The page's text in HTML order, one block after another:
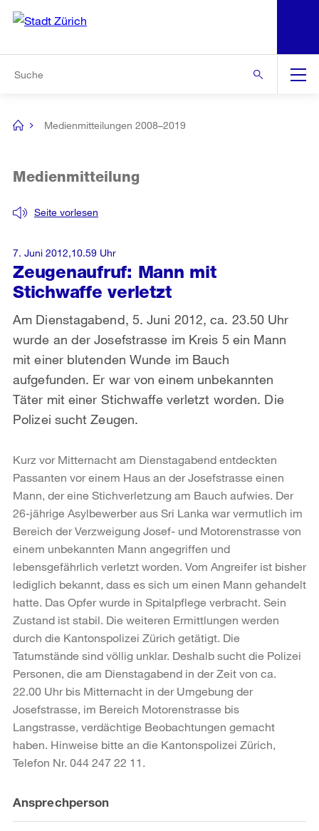
Navigation
[no
Medienmitteilungen 2008–2019
Zeugenaufruf: Mann mit
Stichwaffe verletzt
Seite vorlesen
Medienmitteilung
Am Dienstagabend, 5. Juni 2012, ca. 23.50 Uhr
wurde an der Josefstrasse im Kreis 5 ein Mann
mit einer blutenden Wunde im Bauch
aufgefunden. Er war von einem unbekannten
Täter mit einer Stichwaffe verletzt worden. Die
Polizei sucht Zeugen.
7. Juni 2012,10.59 Uhr
Kurz vor Mitternacht am Dienstagabend entdeckten
Passanten vor einem Haus an der Josefstrasse einen
Mann, der eine Stichverletzung am Bauch aufwies. Der
26-jährige Asylbewerber aus Sri Lanka war vermutlich im
Bereich der Verzweigung Josef- und Motorenstrasse von
einem unbekannten Mann angegriffen und
lebensgefährlich verletzt worden. Vom Angreifer ist bisher
lediglich bekannt, dass es sich um einen Mann gehandelt
hatte. Das Opfer wurde in Spitalpflege verbracht. Sein
Zustand ist stabil. Die weiteren Ermittlungen werden
durch die Kantonspolizei Zürich getätigt. Die
Tatumstände sind völlig unklar. Deshalb sucht die Polizei
Personen, die am Dienstagabend in der Zeit von ca.
22.00 Uhr bis Mitternacht in der Umgebung der
Josefstrasse, im Bereich Motorenstrasse bis
Langstrasse, verdächtige Beobachtungen gemacht
haben. Hinweise bitte an die Kantonspolizei Zürich,
Telefon Nr. 044 247 22 11.
Weitere
Informationen
Ansprechperson